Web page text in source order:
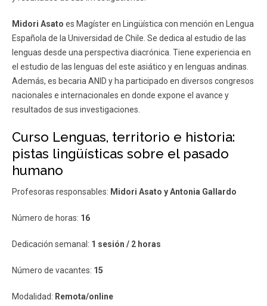
Midori Asato es Magíster en Lingüística con mención en Lengua
Española de la Universidad de Chile. Se dedica al estudio de las
lenguas desde una perspectiva diacrónica. Tiene experiencia en
el estudio de las lenguas del este asiático y en lenguas andinas.
Además, es becaria ANID y ha participado en diversos congresos
nacionales e internacionales en donde expone el avance y
resultados de sus investigaciones.
Curso Lenguas, territorio e historia:
pistas lingüísticas sobre el pasado
humano
Profesoras responsables: Midori Asato y Antonia Gallardo
Número de horas: 16
Dedicación semanal: 1 sesión / 2 horas
Número de vacantes: 15
Modalidad: Remota/online